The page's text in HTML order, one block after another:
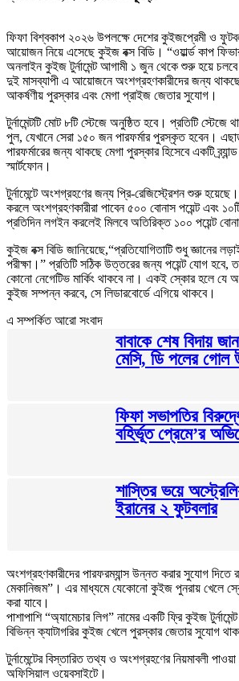
ফিফা বিশ্বকাপ ২০২৬ উপলক্ষে দেশের কুইজপ্রেমী ও
আয়োজন নিয়ে এসেছে কুইজ বক্স বিডি। “ওয়ার্ল্ড কাপ
অনলাইন কুইজ টুর্নামেন্ট আগামী ১ জুন থেকে শুরু হয়ে
দুই মাসব্যাপী এ আয়োজনে অংশগ্রহণকারীদের জন্য
আকর্ষণীয় পুরস্কার এবং মেগা প্রাইজ জেতার সুযোগ।
টুর্নামেন্টটি মোট ৮টি স্টেজে অনুষ্ঠিত হবে। প্রতিটি
পুল, যেখানে সেরা ১৫০ জন পারফর্মার পুরস্কৃত হবেন। এছাড়া
পারফর্মারের জন্য থাকছে মেগা পুরস্কার হিসেবে একটি
স্মার্টফোন।
টুর্নামেন্টে অংশগ্রহণের জন্য প্রি-রেজিস্ট্রেশন শুরু
করলে অংশগ্রহণকারীরা পাবেন ৫০০ বোনাস পয়েন্ট এবং
প্রতিদিন লগইন করলেই মিলবে অতিরিক্ত ১০০ পয়েন্ট
কুইজ বক্স বিডি জানিয়েছে,“প্রতিযোগিতাটি শুধু জ্ঞানের
পরীক্ষা।” প্রতিটি সঠিক উত্তরের জন্য পয়েন্ট যোগ
কোনো নেগেটিভ মার্কিং থাকবে না। একই স্কোর হলে যে
কুইজ সম্পন্ন করবে, সে লিডারবোর্ডে এগিয়ে থাকবে।
এ সম্পর্কিত আরো সংবাদ
বাবাকে শেষ বিদায়
মেসি, ডি পলের গোল
ফিফা সভাপতির
বহির্ভূত প্রেমে’র
শাস্তির ভয়ে
ইরানের ২ ফুটবলার
অংশগ্রহণকারীদের পারফরম্যান্স উন্নত করার সুযোগ দিতে
মেকানিজম”। এর মাধ্যমে যেকোনো কুইজ পুনরায় খেলে
করা যাবে।
পাশাপাশি “অ্যামেচার লিগ” নামের একটি ফ্রি কুইজ
বিভিন্ন ক্যাটাগরির কুইজ খেলে পুরস্কার জেতার সুযোগ
টুর্নামেন্টের বিস্তারিত তথ্য ও অংশগ্রহণের নিয়মাবলী
অফিসিয়াল ওয়েবসাইটে।